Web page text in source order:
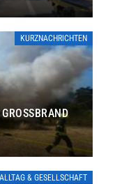
KURZNACHRICHTEN
B
ALLTAG & GESELLSCHAFT